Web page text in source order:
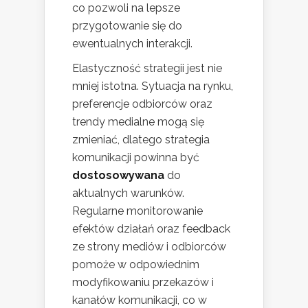
co pozwoli na lepsze
przygotowanie się do
ewentualnych interakcji.
Elastyczność strategii jest nie
mniej istotna. Sytuacja na rynku,
preferencje odbiorców oraz
trendy medialne mogą się
zmieniać, dlatego strategia
komunikacji powinna być
dostosowywana do
aktualnych warunków.
Regularne monitorowanie
efektów działań oraz feedback
ze strony mediów i odbiorców
pomoże w odpowiednim
modyfikowaniu przekazów i
kanałów komunikacji, co w